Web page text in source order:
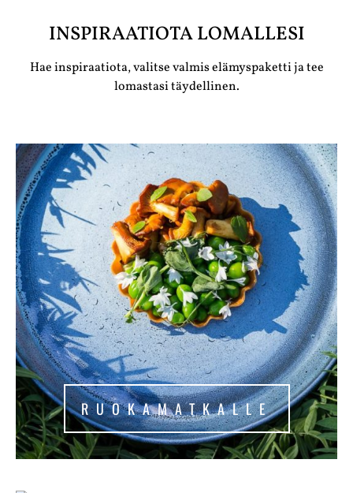
INSPIRAATIOTA LOMALLESI
Hae inspiraatiota, valitse valmis elämyspaketti ja tee
lomastasi täydellinen.
RUOKAMATKALLE